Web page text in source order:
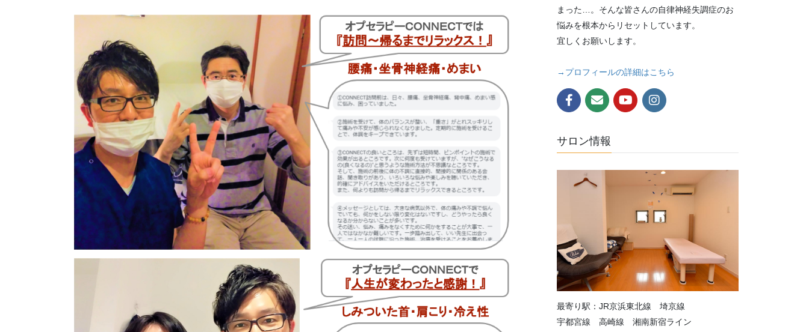
まった…。そんな皆さんの自律神経失調症のお
悩みを根本からリセットしています。
宜しくお願いします。
→プロフィールの詳細はこちら
サロン情報
最寄り駅：JR京浜東北線 埼京線
宇都宮線 高崎線 湘南新宿ライン